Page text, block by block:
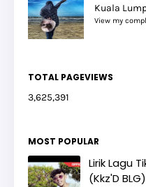
Kuala
View my
TOTAL PAGEVIEWS
3,625,391
MOST POPULAR
Lirik Lagu
(Kkz'D BLG)